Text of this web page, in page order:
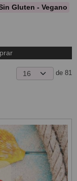
Gluten - Vegano
de 81